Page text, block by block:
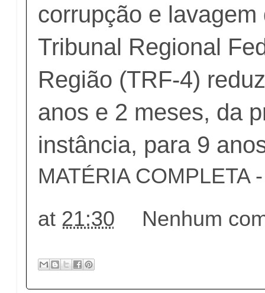
corrupção e
Tribunal Regional
Região (TRF-4)
anos e 2 meses, da
instância, para 9
MATÉRIA COMPLETA
at 21:30 Nenhum